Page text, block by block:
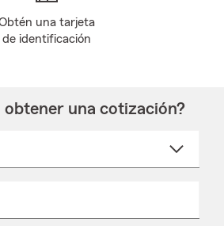
una tarjeta
de identificación
obtener una cotización?
desplegable